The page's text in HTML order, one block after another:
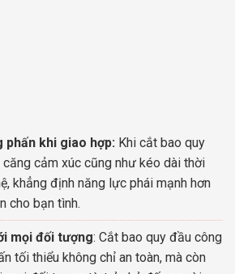
phấn khi giao hợp: Khi cắt bao quy
cảm xúc cũng như kéo dài thời
khẳng định năng lực phái mạnh hơn
cho bạn tình.
mọi đối tượng: Cắt bao quy đầu công
tối thiểu không chỉ an toàn, mà còn